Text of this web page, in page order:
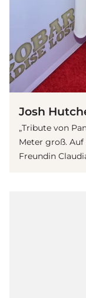
Josh
„Tribute von
Meter groß.
Freundin